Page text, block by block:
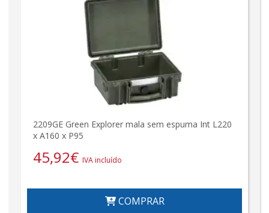
2209GE Green Explorer mala sem espuma Int L220
x A160 x P95
45,92€ IVA incluído
COMPRAR